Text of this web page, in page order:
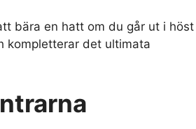
bära en hatt om du går ut i höst
kompletterar det ultimata